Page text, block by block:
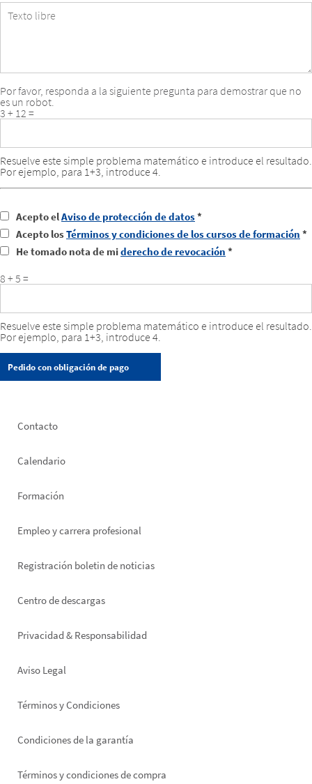
libre
Por favor, responda a la siguiente pregunta para demostrar que no
es un robot.
3 + 12 =
Resuelve este simple problema matemático e introduce el resultado.
Por ejemplo, para 1+3, introduce 4.
Acepto elAviso de protección de datos*
Acepto losTérminos y condiciones de los cursos de formación *
He tomado nota de miderecho de revocación *
8 + 5 =
Resuelve este simple problema matemático e introduce el resultado.
Por ejemplo, para 1+3, introduce 4.
Footer
Contacto
Calendario
Formación
Empleo y carrera profesional
Registración boletin de noticias
Footer
Centro de descargas
Privacidad & Responsabilidad
Aviso Legal
Términos y Condiciones
Condiciones de la garantía
Términos y condiciones de compra